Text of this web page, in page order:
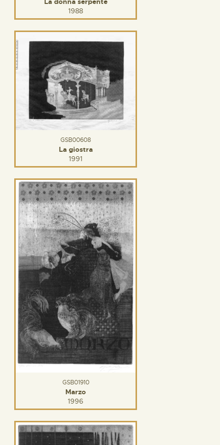
1988
GSB00608
La giostra
1991
GSB01910
Marzo
1996